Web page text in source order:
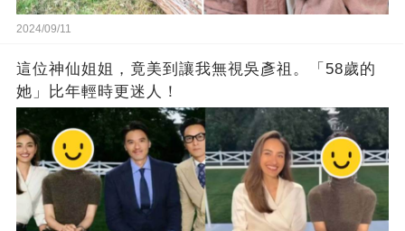
2024/09/11
這位神仙姐姐，竟美到讓我無視吳彥祖。「58歲的
她」比年輕時更迷人！